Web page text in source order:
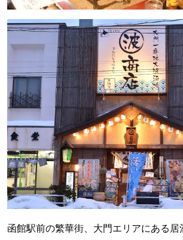
函館駅前の繁華街、大門エリアにある居